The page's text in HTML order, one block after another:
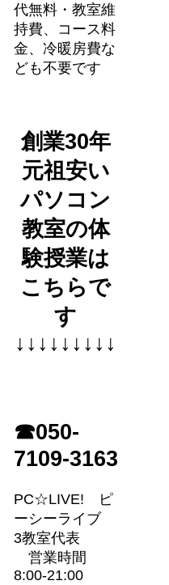
代無料・教室維
持費、コース料
金、冷暖房費な
ども不要です
創業30年
元祖安い
パソコン
教室の体
験授業は
こちらで
す
↓↓↓↓↓↓↓↓↓
☎050-
7109-3163
PC☆LIVE! ピ
ーシーライブ
3教室代表
営業時間
8:00-21:00